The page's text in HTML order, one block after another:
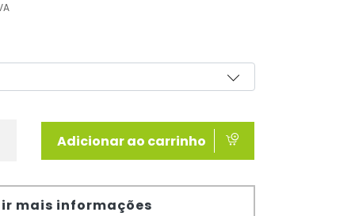
Adicionar ao carrinho
mais informações